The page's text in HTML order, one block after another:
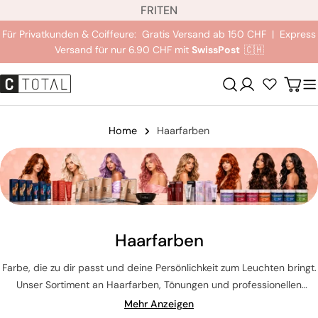
p
r
a
c
h
EN
IT
FR
Für Privatkunden & Coiffeure: Gratis Versand ab 150 CHF | Express
Versand für nur 6.90 CHF mit SwissPost 🇨🇭
Anmeldung
Home Haarfarben
Haarfarben
Farbe, die zu dir passt und deine Persönlichkeit zum Leuchten bringt.
Unser Sortiment an Haarfarben, Tönungen und professionellen
Farbpflegen bietet dir intensive, langanhaltende Ergebnisse von
Mehr Anzeigen